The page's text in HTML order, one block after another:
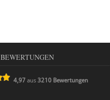
BEWERTUNGEN
4,97 aus3210 Bewertungen